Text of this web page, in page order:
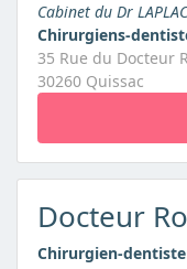
Cabinet du Dr
Chirurgiens-
35 Rue du Docteur
30260 Quissac
Docteur
Chirurgien-dentiste